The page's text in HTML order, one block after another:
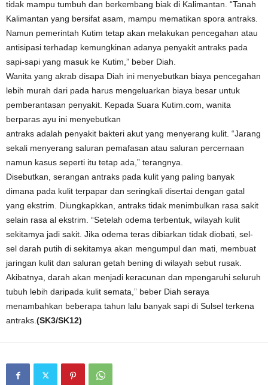
tidak mampu tumbuh dan berkembang biak di Kalimantan. “Tanah
Kalimantan yang bersifat asam, mampu mematikan spora antraks.
Namun pemerintah Kutim tetap akan melakukan pencegahan atau
antisipasi terhadap kemungkinan adanya penyakit antraks pada
sapi-sapi yang masuk ke Kutim,” beber Diah.
Wanita yang akrab disapa Diah ini menyebutkan biaya pencegahan
lebih murah dari pada harus mengeluarkan biaya besar untuk
pemberantasan penyakit. Kepada Suara Kutim.com, wanita
berparas ayu ini menyebutkan
antraks adalah penyakit bakteri akut yang menyerang kulit. “Jarang
sekali menyerang saluran pemafasan atau saluran percernaan
namun kasus seperti itu tetap ada,” terangnya.
Disebutkan, serangan antraks pada kulit yang paling banyak
dimana pada kulit terpapar dan seringkali disertai dengan gatal
yang ekstrim. Diungkapkkan, antraks tidak menimbulkan rasa sakit
selain rasa al ekstrim. “Setelah odema terbentuk, wilayah kulit
sekitamya jadi sakit. Jika odema teras dibiarkan tidak diobati, sel-
sel darah putih di sekitamya akan mengumpul dan mati, membuat
jaringan kulit dan saluran getah bening di wilayah sebut rusak.
Akibatnya, darah akan menjadi keracunan dan mpengaruhi seluruh
tubuh lebih daripada kulit semata,” beber Diah seraya
menambahkan beberapa tahun lalu banyak sapi di Sulsel terkena
antraks. (SK3/SK12)